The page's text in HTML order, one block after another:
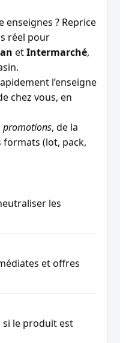
enseignes ? Reprice
réel pour
etIntermarché,
l’enseigne
chez vous, en
promotions, de la
(lot, pack,
les
et offres
si le produit est